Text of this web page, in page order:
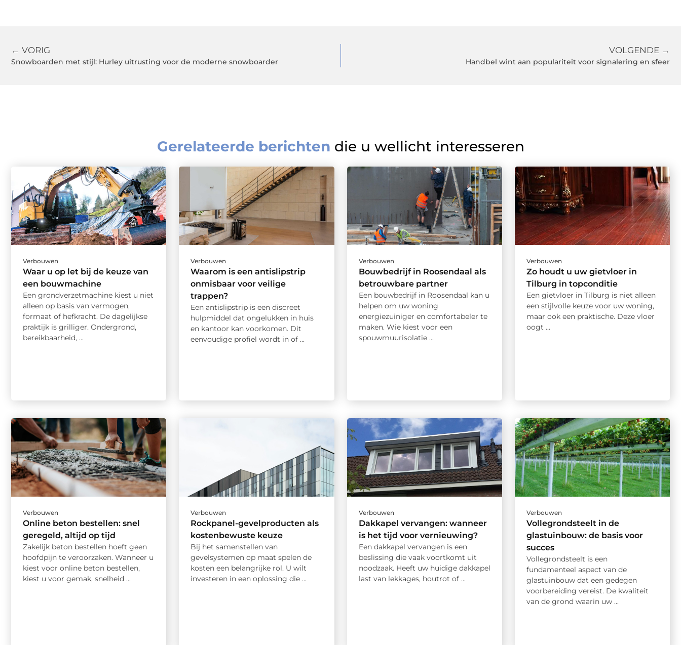
← VORIG
Snowboarden met stijl: Hurley uitrusting voor de moderne snowboarder
VOLGENDE →
Handbel wint aan populariteit voor signalering en sfeer
Gerelateerde berichten die u wellicht interesseren
Verbouwen
Waar u op let bij de keuze van
een bouwmachine
Een grondverzetmachine kiest u niet
alleen op basis van vermogen,
formaat of hefkracht. De dagelijkse
praktijk is grilliger. Ondergrond,
bereikbaarheid, ...
Verbouwen
Waarom is een antislipstrip
onmisbaar voor veilige
trappen?
Een antislipstrip is een discreet
hulpmiddel dat ongelukken in huis
en kantoor kan voorkomen. Dit
eenvoudige profiel wordt in of ...
Verbouwen
Bouwbedrijf in Roosendaal als
betrouwbare partner
Een bouwbedrijf in Roosendaal kan u
helpen om uw woning
energiezuiniger en comfortabeler te
maken. Wie kiest voor een
spouwmuurisolatie ...
Verbouwen
Zo houdt u uw gietvloer in
Tilburg in topconditie
Een gietvloer in Tilburg is niet alleen
een stijlvolle keuze voor uw woning,
maar ook een praktische. Deze vloer
oogt ...
Verbouwen
Online beton bestellen: snel
geregeld, altijd op tijd
Zakelijk beton bestellen hoeft geen
hoofdpijn te veroorzaken. Wanneer u
kiest voor online beton bestellen,
kiest u voor gemak, snelheid ...
Verbouwen
Rockpanel-gevelproducten als
kostenbewuste keuze
Bij het samenstellen van
gevelsystemen op maat spelen de
kosten een belangrijke rol. U wilt
investeren in een oplossing die ...
Verbouwen
Dakkapel vervangen: wanneer
is het tijd voor vernieuwing?
Een dakkapel vervangen is een
beslissing die vaak voortkomt uit
noodzaak. Heeft uw huidige dakkapel
last van lekkages, houtrot of ...
Verbouwen
Vollegrondsteelt in de
glastuinbouw: de basis voor
succes
Vollegrondsteelt is een
fundamenteel aspect van de
glastuinbouw dat een gedegen
voorbereiding vereist. De kwaliteit
van de grond waarin uw ...